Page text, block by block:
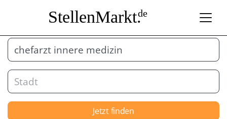
StellenMarkt.de
Jetzt finden